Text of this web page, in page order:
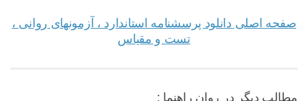
صفحه اصلی دانلود پرسشنامه استاندارد ، آزمونهای روانی ،
تست و مقیاس
مطالب دیگر در روان راهنما :